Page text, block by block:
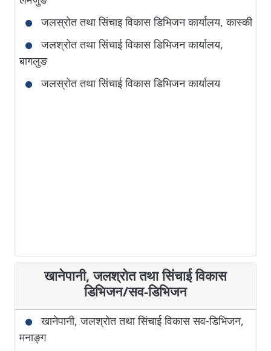
जलस्रोत तथा सिंचाइ विकास डिभिजन कार्यालय, कास्की
जलश्रोत तथा सिंचाई विकास डिभिजन कार्यालय,
बागलुङ
जलस्रोत तथा सिंचाई विकास डिभिजन कार्यालय
खानेपानी, जलश्रोत तथा सिंचाई विकास
डिभिजन/सव-डिभिजन
खानेपानी, जलश्रोत तथा सिंचाई विकास सव-डिभिजन,
मनाङ्ग